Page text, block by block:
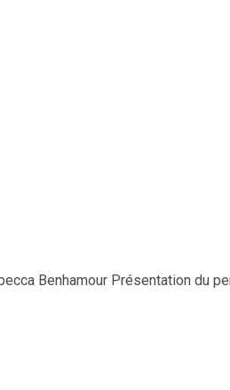
Benhamour Présentation du